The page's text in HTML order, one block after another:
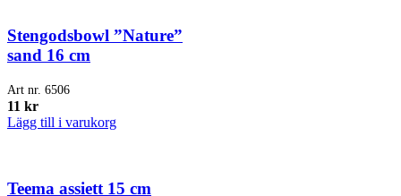
Stengodsbowl ”Nature”
sand 16 cm
Art nr. 6506
11 kr
Lägg till i varukorg
Teema assiett 15 cm